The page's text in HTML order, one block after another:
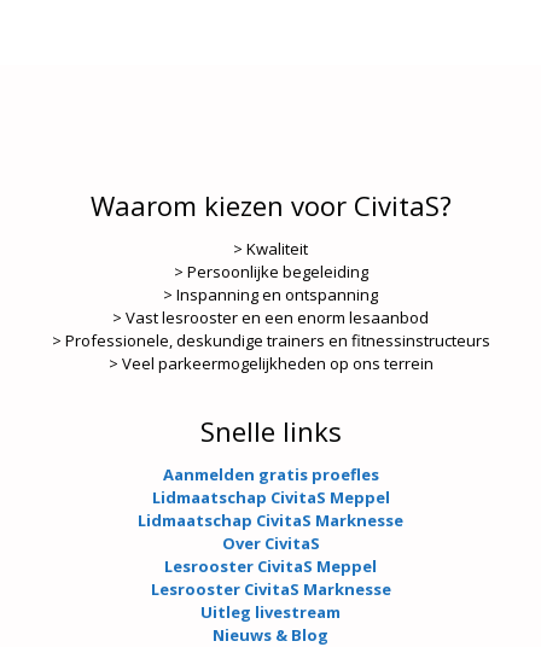
Waarom kiezen voor CivitaS?
> Kwaliteit
> Persoonlijke begeleiding
> Inspanning en ontspanning
> Vast lesrooster en een enorm lesaanbod
> Professionele, deskundige trainers en fitnessinstructeurs
> Veel parkeermogelijkheden op ons terrein
Snelle links
Aanmelden gratis proefles
Lidmaatschap CivitaS Meppel
Lidmaatschap CivitaS Marknesse
Over CivitaS
Lesrooster CivitaS Meppel
Lesrooster CivitaS Marknesse
Uitleg livestream
Nieuws & Blog